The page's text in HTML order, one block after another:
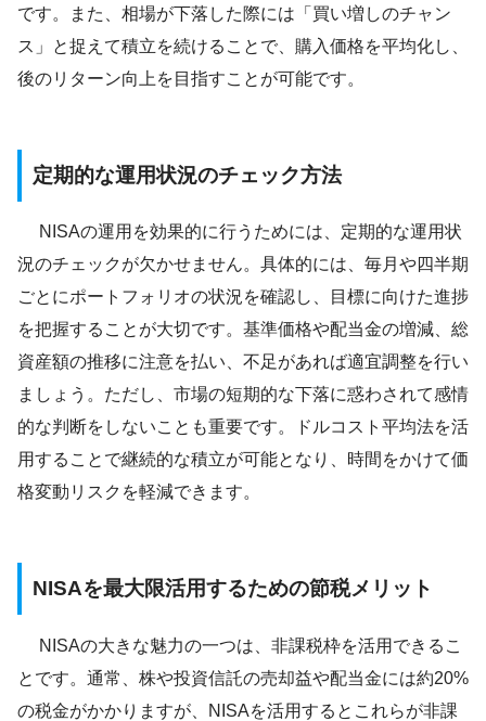
です。また、相場が下落した際には「買い増しのチャン
ス」と捉えて積立を続けることで、購入価格を平均化し、
後のリターン向上を目指すことが可能です。
定期的な運用状況のチェック方法
NISAの運用を効果的に行うためには、定期的な運用状
況のチェックが欠かせません。具体的には、毎月や四半期
ごとにポートフォリオの状況を確認し、目標に向けた進捗
を把握することが大切です。基準価格や配当金の増減、総
資産額の推移に注意を払い、不足があれば適宜調整を行い
ましょう。ただし、市場の短期的な下落に惑わされて感情
的な判断をしないことも重要です。ドルコスト平均法を活
用することで継続的な積立が可能となり、時間をかけて価
格変動リスクを軽減できます。
NISAを最大限活用するための節税メリット
NISAの大きな魅力の一つは、非課税枠を活用できるこ
とです。通常、株や投資信託の売却益や配当金には約20%
の税金がかかりますが、NISAを活用するとこれらが非課